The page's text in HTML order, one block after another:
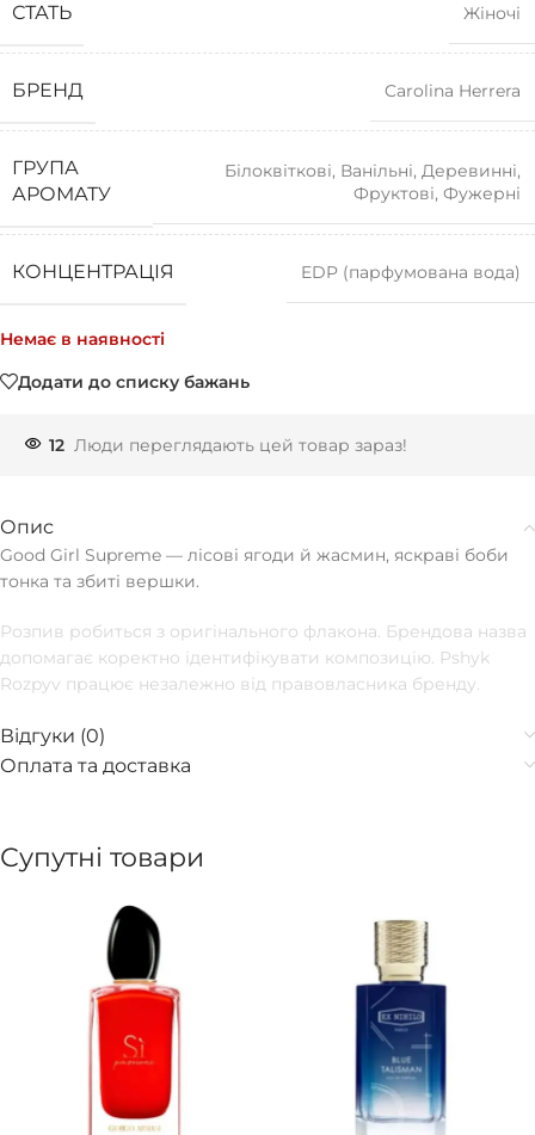
СТАТЬ Жіночі
БРЕНД Carolina Herrera
ГРУПА
АРОМАТУ
Білоквіткові, Ванільні, Деревинні,
Фруктові, Фужерні
КОНЦЕНТРАЦІЯ EDP (парфумована вода)
Немає в наявності
Додати до списку бажань
12 Люди переглядають цей товар зараз!
Опис
Good Girl Supreme — лісові ягоди й жасмин, яскраві боби
тонка та збиті вершки.
Розпив робиться з оригінального флакона. Брендова назва
допомагає коректно ідентифікувати композицію. Pshyk
Rozpyv працює незалежно від правовласника бренду.
Відгуки (0)
Оплата та доставка
Супутні товари